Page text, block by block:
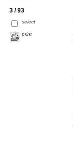
3 / 93
select
print